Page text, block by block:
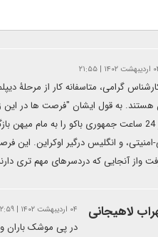
| ۲۱:۵۵
گرامی، متاسفانه کار از مرحلۀ
هستند. به قول ایشان "فرصت ها در این
آسا در کمتر از 24 ساعت جمهوری باکو را
و انگلیس درگیر اوکراین. این
واز آنجایی که دردسرهای مهم تری
لاهیجانی ۰۴ اردیبهشت ۱۴۰۲ | ۲۲:۵۹
در پی موشک باران